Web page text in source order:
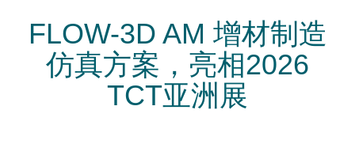
FLOW-3D AM 增材制造
仿真方案，亮相2026
TCT亚洲展